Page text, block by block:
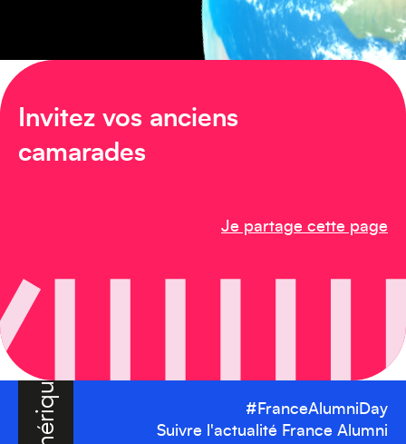
Invitez vos anciens
camarades
Je partage cette page
Amérique du Nord
Amérique du Sud
#FranceAlumniDay
Suivre l'actualité France Alumni